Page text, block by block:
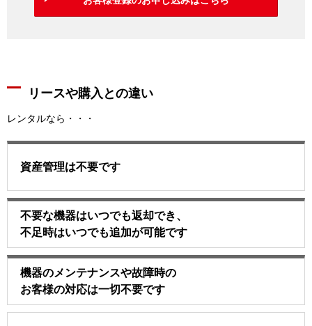
リースや購入との違い
レンタルなら・・・
資産管理は不要です
不要な機器はいつでも返却でき、
不足時はいつでも追加が可能です
機器のメンテナンスや故障時の
お客様の対応は一切不要です